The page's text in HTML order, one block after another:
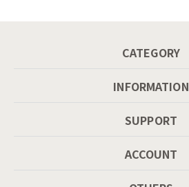
CATEGORY
INFORMATION
SUPPORT
ACCOUNT